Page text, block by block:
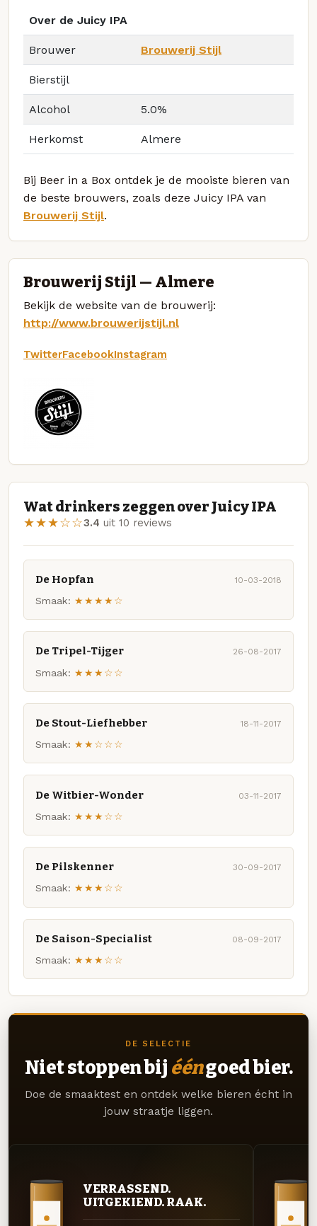
Over de Juicy IPA
Brouwer Brouwerij Stijl
Bierstijl
Alcohol 5.0%
Herkomst Almere
Bij Beer in a Box ontdek je de mooiste bieren van
de beste brouwers, zoals deze Juicy IPA van
Brouwerij Stijl.
Brouwerij Stijl — Almere
Bekijk de website van de brouwerij:
http://www.brouwerijstijl.nl
TwitterFacebookInstagram
Wat drinkers zeggen over Juicy IPA
★★★☆☆3.4 uit 10 reviews
De Hopfan 10-03-2018
Smaak: ★★★★☆
De Tripel-Tijger 26-08-2017
Smaak: ★★★☆☆
De Stout-Liefhebber 18-11-2017
Smaak: ★★☆☆☆
De Witbier-Wonder 03-11-2017
Smaak: ★★★☆☆
De Pilskenner 30-09-2017
Smaak: ★★★☆☆
De Saison-Specialist 08-09-2017
Smaak: ★★★☆☆
DE SELECTIE
Niet stoppen bij ééngoed bier.
Doe de smaaktest en ontdek welke bieren écht in
jouw straatje liggen.
VERRASSEND.
UITGEKIEND. RAAK.